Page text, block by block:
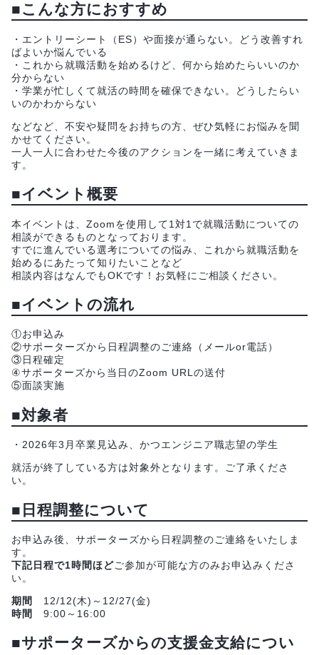
■こんな方におすすめ
・エントリーシート（ES）や面接が通らない。どう改善すれ
ばよいか悩んでいる
・これから就職活動を始めるけど、何から始めたらいいのか
分からない
・学業が忙しくて就活の時間を確保できない。どうしたらい
いのかわからない
などなど、不安や疑問をお持ちの方、ぜひ気軽にお悩みを聞
かせてください。
一人一人に合わせた今後のアクションを一緒に考えていきま
す。
■イベント概要
本イベントは、Zoomを使用して1対1で就職活動についての
相談ができるものとなっております。
すでに進んでいる選考についての悩み、これから就職活動を
始めるにあたって知りたいことなど
相談内容はなんでもOKです！お気軽にご相談ください。
■イベントの流れ
①お申込み
②サポーターズから日程調整のご連絡（メールor電話）
③日程確定
④サポーターズから当日のZoom URLの送付
⑤面談実施
■対象者
・2026年3月卒業見込み、かつエンジニア職志望の学生
就活が終了している方は対象外となります。ご了承くださ
い。
■日程調整について
お申込み後、サポーターズから日程調整のご連絡をいたしま
す。
下記日程で1時間ほどご参加が可能な方のみお申込みくださ
い。
期間
12/12(木)～12/27(金)
時間
9:00～16:00
■サポーターズからの支援金支給につい